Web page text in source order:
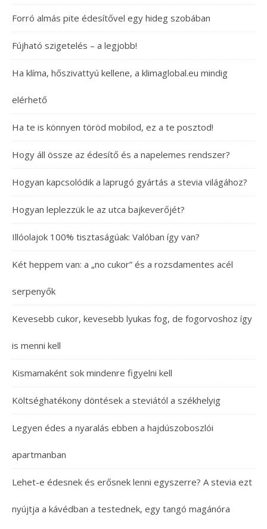
Forró almás pite édesítővel egy hideg szobában
Fújható szigetelés – a legjobb!
Ha klíma, hőszivattyú kellene, a klimaglobal.eu mindig
elérhető
Ha te is könnyen töröd mobilod, ez a te posztod!
Hogy áll össze az édesítő és a napelemes rendszer?
Hogyan kapcsolódik a laprugó gyártás a stevia világához?
Hogyan leplezzük le az utca bajkeverőjét?
Illóolajok 100% tisztaságúak: Valóban így van?
Két heppem van: a „no cukor” és a rozsdamentes acél
serpenyők
Kevesebb cukor, kevesebb lyukas fog, de fogorvoshoz így
is menni kell
Kismamaként sok mindenre figyelni kell
Költséghatékony döntések a steviától a székhelyig
Legyen édes a nyaralás ebben a hajdúszoboszlói
apartmanban
Lehet-e édesnek és erősnek lenni egyszerre? A stevia ezt
nyújtja a kávédban a testednek, egy tangó magánóra